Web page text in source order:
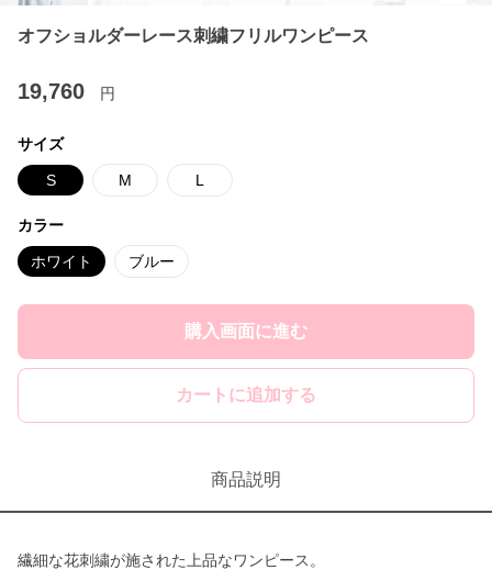
オフショルダーレース刺繍フリルワンピース
19,760 円
サイズ
S M L
カラー
ホワイト ブルー
購入画面に進む
カートに追加する
商品説明
繊細な花刺繍が施された上品なワンピース。